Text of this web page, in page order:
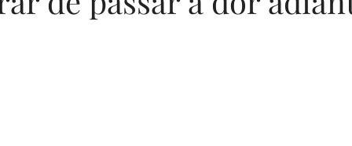
de 5 estrelas.